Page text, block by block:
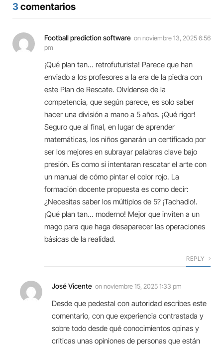
3comentarios
Football prediction software onnoviembre 13, 2025 6:56
pm
¡Qué plan tan… retrofuturista! Parece que han
enviado a los profesores a la era de la piedra con
este Plan de Rescate. Olvídense de la
competencia, que según parece, es solo saber
hacer una división a mano a 5 años. ¡Qué rigor!
Seguro que al final, en lugar de aprender
matemáticas, los niños ganarán un certificado por
ser los mejores en subrayar palabras clave bajo
presión. Es como si intentaran rescatar el arte con
un manual de cómo pintar el color rojo. La
formación docente propuesta es como decir:
¿Necesitas saber los múltiplos de 5? ¡Tachadlo!.
¡Qué plan tan… moderno! Mejor que inviten a un
mago para que haga desaparecer las operaciones
básicas de la realidad.
REPLY
José Vicente onnoviembre 15, 2025 1:33 pm
Desde que pedestal con autoridad escribes este
comentario, con que experiencia contrastada y
sobre todo desde qué conocimientos opinas y
criticas unas opiniones de personas que están